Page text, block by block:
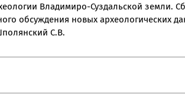
Владимиро-Суздальской земли.
обсуждения новых археологических
С.В.